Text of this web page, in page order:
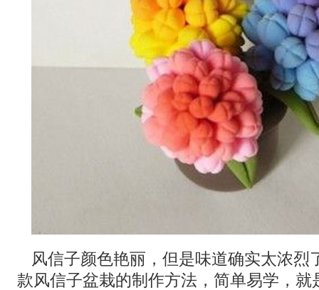
风信子颜色艳丽，但是味道确实太浓烈
款风信子盆栽的制作方法，简单易学，就